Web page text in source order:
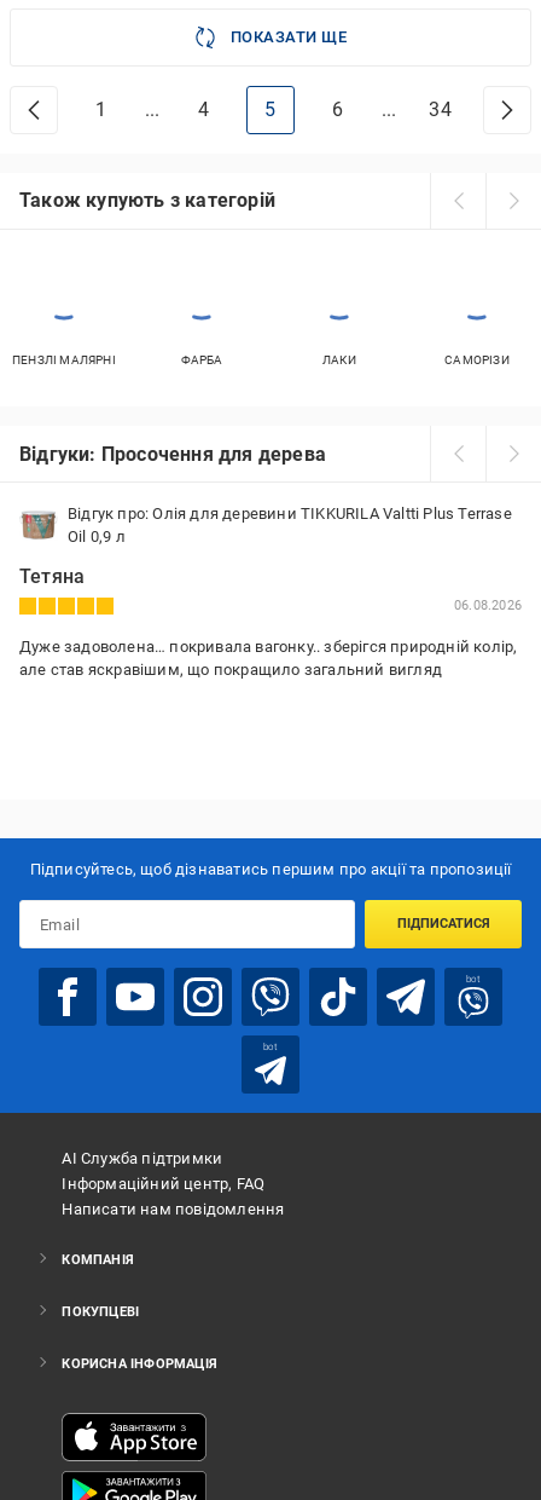
ПОКАЗАТИ ЩЕ
1 ... 4 5 6 ... 34
Також купують з категорій
ПЕНЗЛІ МАЛЯРНІ ФАРБА ЛАКИ САМОРІЗИ
Відгуки: Просочення для дерева
Відгук про: Олія для деревини TIKKURILA Valtti Plus Terrase
Oil 0,9 л
Тетяна
06.08.2026
Дуже задоволена… покривала вагонку.. зберігся природній колір,
але став яскравішим, що покращило загальний вигляд
Підписуйтесь, щоб дізнаватись першим про акції та пропозиції
ПІДПИСАТИСЯ
bot
bot
АІ Служба підтримки
Інформаційний центр, FAQ
Написати нам повідомлення
КОМПАНІЯ
ПОКУПЦЕВІ
КОРИСНА ІНФОРМАЦІЯ